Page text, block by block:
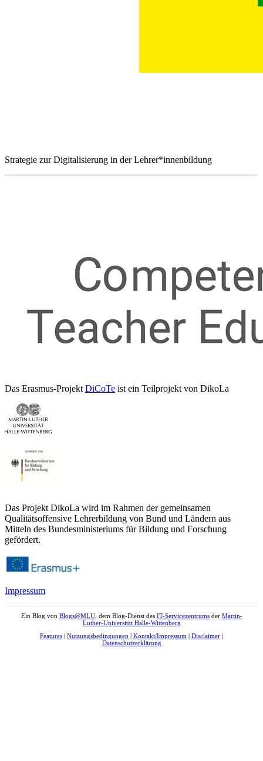
Strategie zur Digitalisierung in der Lehrer*innenbildung
Das Erasmus-Projekt DiCoTe ist ein Teilprojekt von DikoLa
Das Projekt DikoLa wird im Rahmen der gemeinsamen
Qualitätsoffensive Lehrerbildung von Bund und Ländern aus
Mitteln des Bundesministeriums für Bildung und Forschung
gefördert.
Impressum
Ein Blog von Blogs@MLU, dem Blog-Dienst des IT-Servicezentrumsder Martin-
Luther-Universität Halle-Wittenberg
Features | Nutzungsbedingungen | Kontakt/Impressum | Disclaimer |
Datenschutzerklärung